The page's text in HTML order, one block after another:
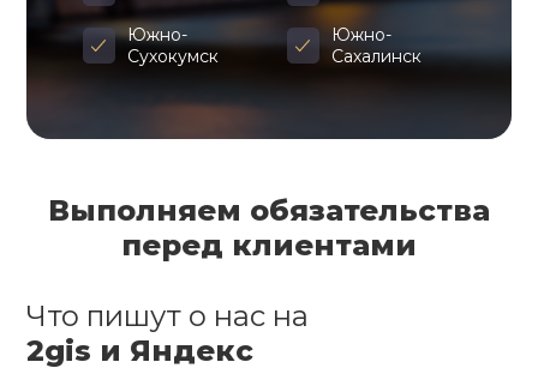
Южно-
Сухокумск
Южно-
Сахалинск
Выполняем обязательства
перед клиентами
Что пишут о нас на
2gis и Яндекс